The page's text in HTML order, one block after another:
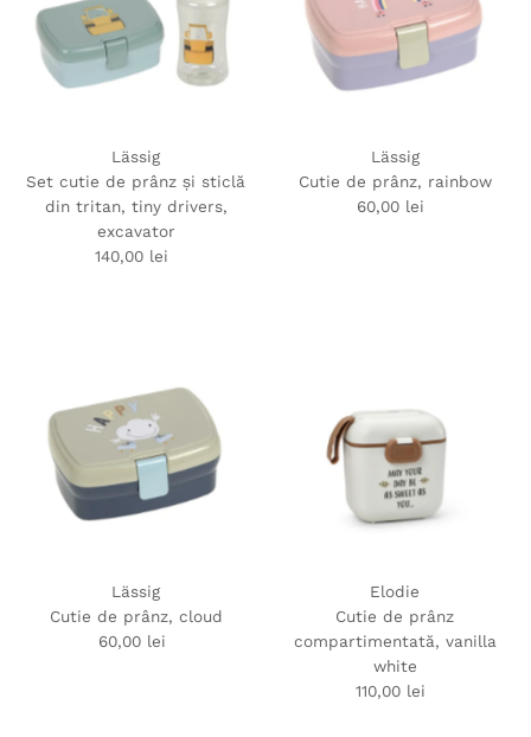
Lässig
Set cutie de prânz și sticlă
din tritan, tiny drivers,
excavator
Preț
140,00 lei
Lässig
Cutie de prânz, rainbow
Preț
60,00 lei
Lässig
Cutie de prânz, cloud
Preț
60,00 lei
Elodie
Cutie de prânz
compartimentată, vanilla
white
Preț
110,00 lei